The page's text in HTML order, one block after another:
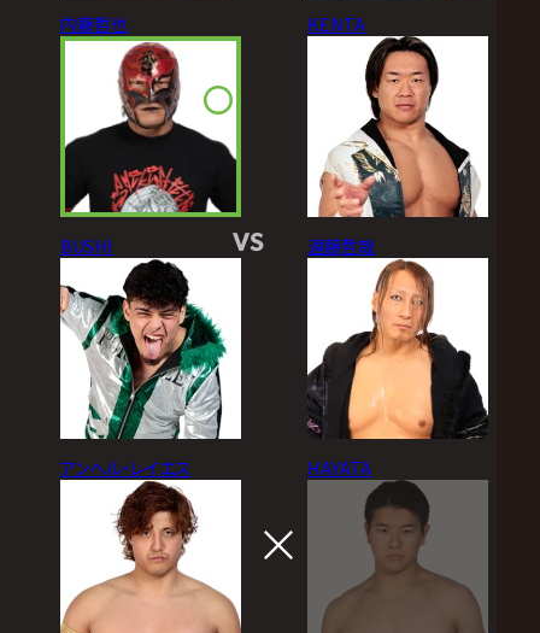
内藤哲也
BUSHI
アンヘル・レイエス
VS
KENTA
遠藤哲哉
HAYATA